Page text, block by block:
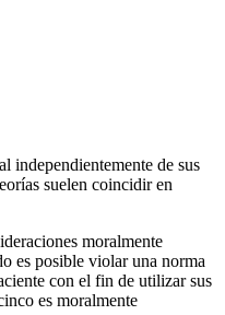
independientemente de sus
suelen coincidir en
moralmente
es posible violar una norma
con el fin de utilizar sus
es moralmente